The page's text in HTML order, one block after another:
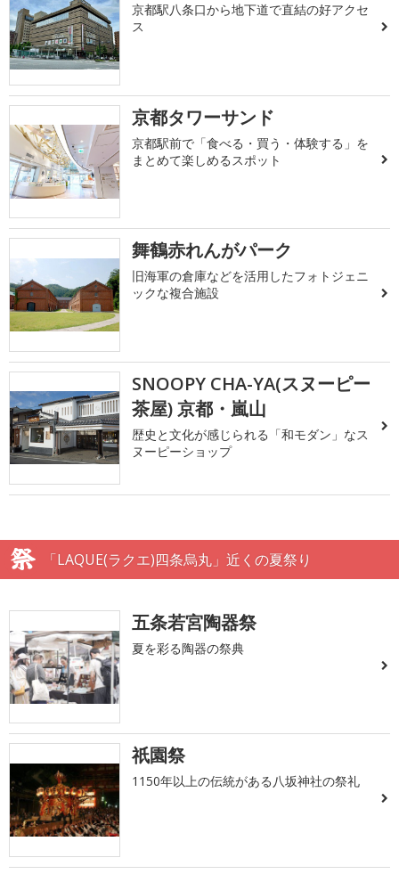
京都駅八条口から地下道で直結の好アクセ
ス
京都タワーサンド
京都駅前で「食べる・買う・体験する」を
まとめて楽しめるスポット
舞鶴赤れんがパーク
旧海軍の倉庫などを活用したフォトジェニ
ックな複合施設
SNOOPY CHA-YA(スヌーピー
茶屋) 京都・嵐山
歴史と文化が感じられる「和モダン」なス
ヌーピーショップ
「LAQUE(ラクエ)四条烏丸」近くの夏祭り
五条若宮陶器祭
夏を彩る陶器の祭典
祇園祭
1150年以上の伝統がある八坂神社の祭礼